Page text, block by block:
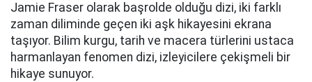
Jamie Fraser olarak başrolde olduğu dizi, iki farklı
zaman diliminde geçen iki aşk hikayesini ekrana
taşıyor. Bilim kurgu, tarih ve macera türlerini ustaca
harmanlayan fenomen dizi, izleyicilere çekişmeli bir
hikaye sunuyor.